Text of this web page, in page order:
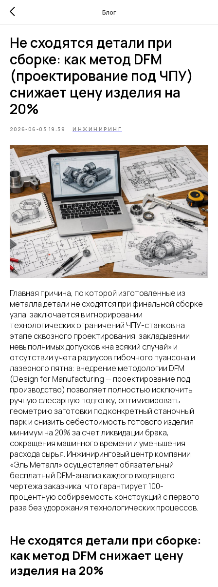
Блог
Не сходятся детали при
сборке: как метод DFM
(проектирование под ЧПУ)
снижает цену изделия на
20%
2026-06-03 19:39 ИНЖИНИРИНГ
Главная причина, по которой изготовленные из
металла детали не сходятся при финальной сборке
узла, заключается в игнорировании
технологических ограничений ЧПУ-станков на
этапе сквозного проектирования, закладывании
невыполнимых допусков «на всякий случай» и
отсутствии учета радиусов гибочного пуансона и
лазерного пятна: внедрение методологии DFM
(Design for Manufacturing — проектирование под
производство) позволяет полностью исключить
ручную слесарную подгонку, оптимизировать
геометрию заготовки под конкретный станочный
парк и снизить себестоимость готового изделия
минимум на 20% за счет ликвидации брака,
сокращения машинного времени и уменьшения
расхода сырья. Инжиниринговый центр компании
«Эль Металл» осуществляет обязательный
бесплатный DFM-анализ каждого входящего
чертежа заказчика, что гарантирует 100-
процентную собираемость конструкций с первого
раза без удорожания технологических процессов.
Не сходятся детали при сборке:
как метод DFM снижает цену
изделия на 20%